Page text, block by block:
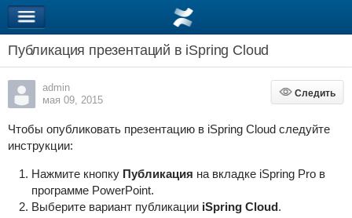
Публикация презентаций в iSpring Cloud
admin
мая 09, 2015
Следить
Следить
Чтобы опубликовать презентацию в iSpring Cloud следуйте
инструкции:
Нажмите кнопку Публикация на вкладке iSpring Pro в
программе PowerPoint.
Выберите вариант публикации iSpring Cloud.